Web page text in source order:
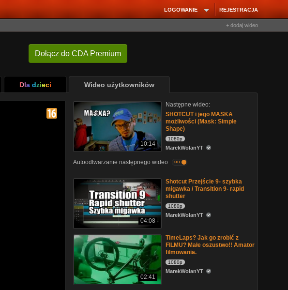
REJESTRACJA
LOGOWANIE
+ dodaj wideo
Dołącz do CDA Premium
Dla dzieci Wideo użytkowników
10:14
Następne wideo:
SHOTCUT i jego MASKA
możliwości (Mask: Simple
Shape)
1080p
MarekWolanYT
Autoodtwarzanie następnego wideo on
04:08
Shotcut Przejście 9- szybka
migawka / Transition 9- rapid
shutter
1080p
MarekWolanYT
02:41
TimeLaps? Jak go zrobić z
FILMU? Małe oszustwo!! Amator
filmowania.
1080p
MarekWolanYT